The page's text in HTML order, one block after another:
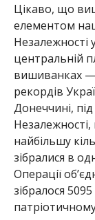
Цікаво, що
елементом
Незалежності
центральній
вишиванках —
рекордів
Донеччині, під
найбільшу
зібралися в
Операції
зібралося